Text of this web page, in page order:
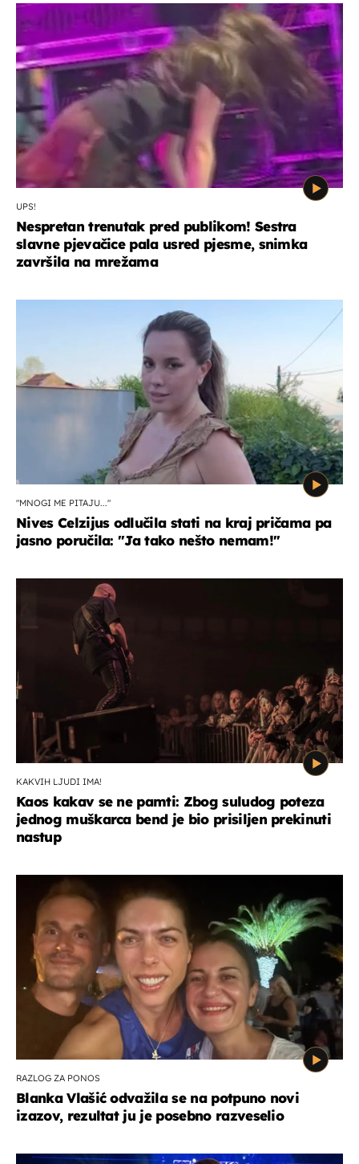
UPS!
Nespretan trenutak pred publikom! Sestra
slavne pjevačice pala usred pjesme, snimka
završila na mrežama
"MNOGI ME PITAJU..."
Nives Celzijus odlučila stati na kraj pričama pa
jasno poručila: "Ja tako nešto nemam!"
KAKVIH LJUDI IMA!
Kaos kakav se ne pamti: Zbog suludog poteza
jednog muškarca bend je bio prisiljen prekinuti
nastup
RAZLOG ZA PONOS
Blanka Vlašić odvažila se na potpuno novi
izazov, rezultat ju je posebno razveselio